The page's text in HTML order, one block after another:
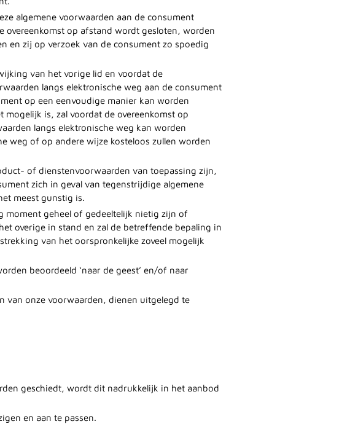
algemene voorwaarden aan de consument
overeenkomst op afstand wordt gesloten, worden
en zij op verzoek van de consument zo spoedig
van het vorige lid en voordat de
langs elektronische weg aan de consument
op een eenvoudige manier kan worden
is, zal voordat de overeenkomst op
langs elektronische weg kan worden
weg of op andere wijze kosteloos zullen worden
of dienstenvoorwaarden van toepassing zijn,
zich in geval van tegenstrijdige algemene
meest gunstig is.
moment geheel of gedeeltelijk nietig zijn of
overige in stand en zal de betreffende bepaling in
van het oorspronkelijke zoveel mogelijk
beoordeeld ‘naar de geest’ en/of naar
van onze voorwaarden, dienen uitgelegd te
geschiedt, wordt dit nadrukkelijk in het aanbod
en aan te passen.